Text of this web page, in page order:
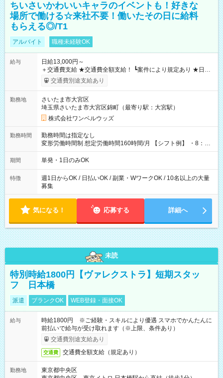
ちいさいかわいいキャラのイベントも！好きな
場所で働ける☆来社不要！働いたその日に給料
もらえる◎/T1
アルバイト 職種未経験OK
給与
日給13,000円～
＋交通費支給 ★交通費全額支給！ ┗案件により規定あり ★日払
いOK！（規定あり） ┗働いたその日に現金GET♪ お仕事後はコ
ンビニATMから 日払い分を引き落とせます！ 【試用期間】試
交通費別途支給あり
勤務地
さいたま市大宮区
埼玉県さいたま市大宮区錦町（最寄り駅：大宮駅）
株式会社ワンベルウッズ
勤務時間
勤務時間は指定なし
変形労働時間制 想定労働時間160時間/月 【シフト例】 ・8：00
～21：00
期間 単発・1日のみOK
特徴
週1日からOK / 日払いOK / 副業・WワークOK / 10名以上の大量
募集
気になる！ 応募する 詳細へ
未読
特別時給1800円【ヴァレクストラ】短期スタッ
フ 日本橋
派遣 ブランクOK WEB登録・面接OK
給与
時給1800円 ※ご経験・スキルにより優遇 スマホでかんたんに
前払いで給与が受け取れます（※上限、条件あり）
交通費別途支給あり
交通費 交通費全額支給（規定あり）
勤務地
東京都中央区